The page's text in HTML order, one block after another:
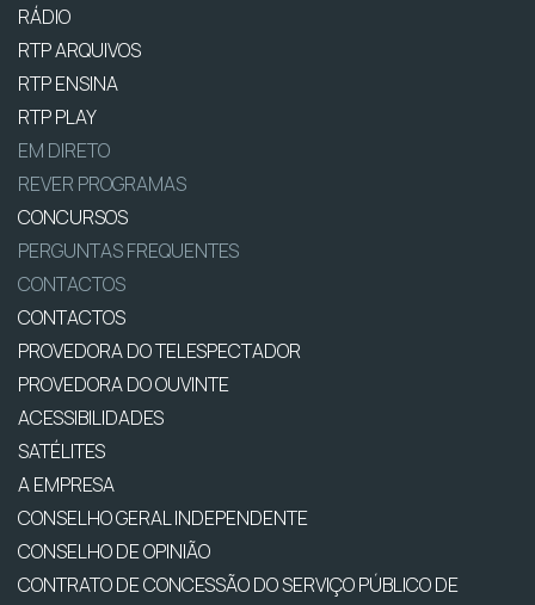
RÁDIO
RTP ARQUIVOS
RTP ENSINA
RTP PLAY
EM DIRETO
REVER PROGRAMAS
CONCURSOS
PERGUNTAS FREQUENTES
CONTACTOS
CONTACTOS
PROVEDORA DO TELESPECTADOR
PROVEDORA DO OUVINTE
ACESSIBILIDADES
SATÉLITES
A EMPRESA
CONSELHO GERAL INDEPENDENTE
CONSELHO DE OPINIÃO
CONTRATO DE CONCESSÃO DO SERVIÇO PÚBLICO DE